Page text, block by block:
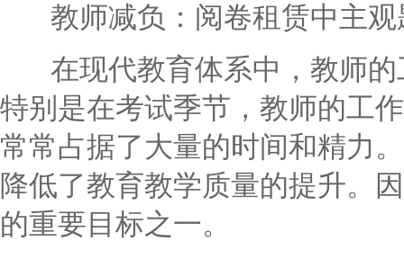
教师减负：阅卷租赁中主观
在现代教育体系中，教师的
特别是在考试季节，教师的工
常常占据了大量的时间和精力
降低了教育教学质量的提升。
的重要目标之一。